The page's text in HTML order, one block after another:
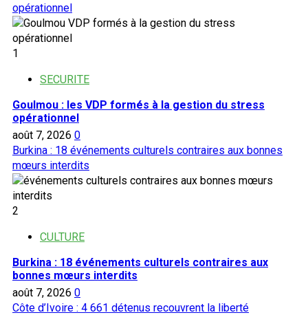
opérationnel
1
SECURITE
Goulmou : les VDP formés à la gestion du stress
opérationnel
août 7, 2026 0
Burkina : 18 événements culturels contraires aux bonnes
mœurs interdits
2
CULTURE
Burkina : 18 événements culturels contraires aux
bonnes mœurs interdits
août 7, 2026 0
Côte d’Ivoire : 4 661 détenus recouvrent la liberté